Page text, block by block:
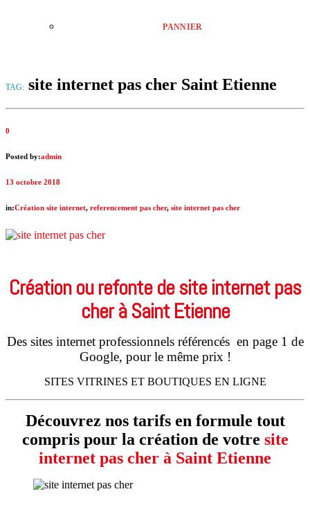
PANNIER
TAG: site internet pas cher Saint Etienne
0
Posted by:admin
13 octobre 2018
in:Création site internet, referencement pas cher, site internet pas cher
Création ou refonte de site internet pas
cher à Saint Etienne
Des sites internet professionnels référencés en page 1 de
Google, pour le même prix !
SITES VITRINES ET BOUTIQUES EN LIGNE
Découvrez nos tarifs en formule tout
compris pour la création de votre site
internet pas cher à Saint Etienne